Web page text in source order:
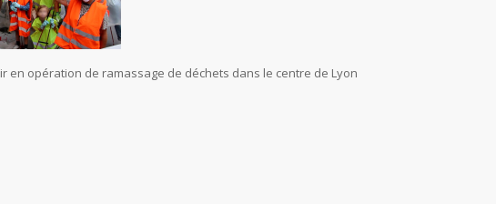
en opération de ramassage de déchets dans le centre de Lyon